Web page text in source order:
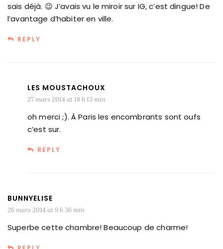
sais déjà. 😉 J’avais vu le miroir sur IG, c’est dingue! De
l’avantage d’habiter en ville.
REPLY
LES MOUSTACHOUX
27 mars 2014 at 18 h 13 min
oh merci ;). À Paris les encombrants sont oufs
c’est sur.
REPLY
BUNNYELISE
26 mars 2014 at 9 h 36 min
Superbe cette chambre! Beaucoup de charme!